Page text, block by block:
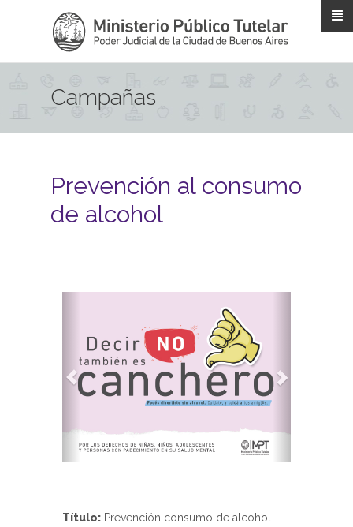
Campañas
Prevención al consumo
de alcohol
Previous
Título: Prevención consumo de alcohol